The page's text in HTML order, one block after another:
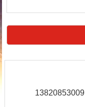
13820853009